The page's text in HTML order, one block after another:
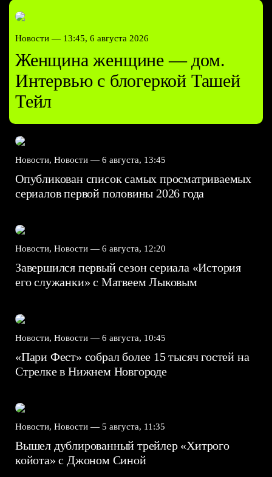
Новости — 13:45, 6 августа 2026
Женщина женщине — дом.
Интервью с блогеркой Ташей
Тейл
Новости, Новости — 6 августа, 13:45
Опубликован список самых просматриваемых
сериалов первой половины 2026 года
Новости, Новости — 6 августа, 12:20
Завершился первый сезон сериала «История
его служанки» с Матвеем Лыковым
Новости, Новости — 6 августа, 10:45
«Пари Фест» собрал более 15 тысяч гостей на
Стрелке в Нижнем Новгороде
Новости, Новости — 5 августа, 11:35
Вышел дублированный трейлер «Хитрого
койота» с Джоном Синой